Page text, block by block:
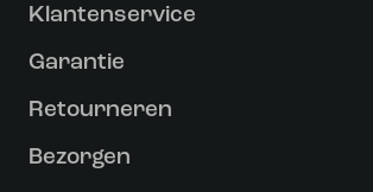
Klantenservice
Garantie
Retourneren
Bezorgen